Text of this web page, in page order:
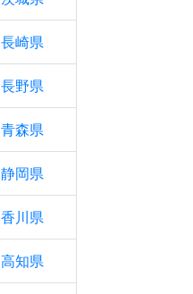
長崎県
長野県
青森県
静岡県
香川県
高知県